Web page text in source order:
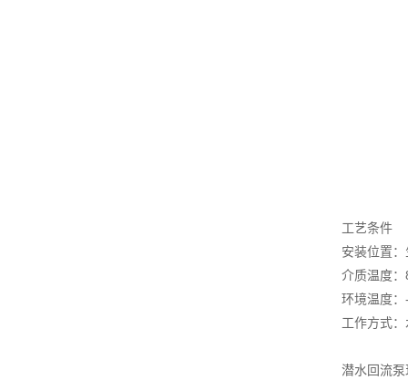
工艺条件
安装位置
介质温度
环境温度
工作方式
潜水回流